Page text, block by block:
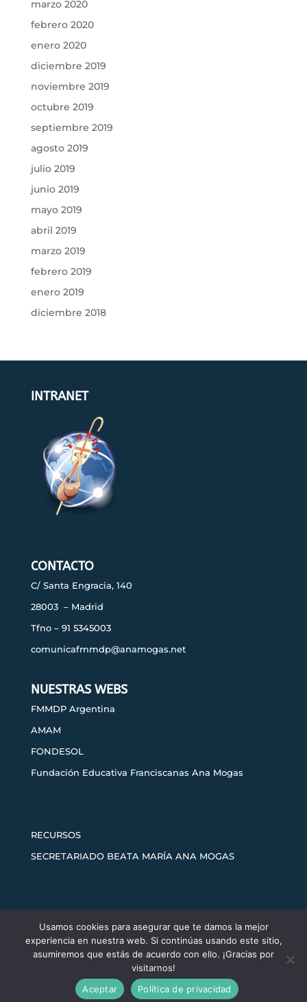
marzo 2020
febrero 2020
enero 2020
diciembre 2019
noviembre 2019
octubre 2019
septiembre 2019
agosto 2019
julio 2019
junio 2019
mayo 2019
abril 2019
marzo 2019
febrero 2019
enero 2019
diciembre 2018
INTRANET
CONTACTO
C/ Santa Engracia, 140
28003 – Madrid
Tfno – 91 5345003
comunicafmmdp@anamogas.net
NUESTRAS WEBS
FMMDP Argentina
AMAM
FONDESOL
Fundación Educativa Franciscanas Ana Mogas
RECURSOS
SECRETARIADO BEATA MARÍA ANA MOGAS
Aviso legal
Política de privacidad
Política de cookies
Usamos cookies para asegurar que te damos la mejor
experiencia en nuestra web. Si continúas usando este sitio,
asumiremos que estás de acuerdo con ello. ¡Gracias por
visitarnos!
Aceptar
Política de privacidad